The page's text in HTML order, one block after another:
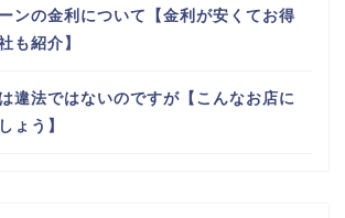
ンの金利について【金利が安くてお得
も紹介】
違法ではないのですが【こんなお店に
ょう】